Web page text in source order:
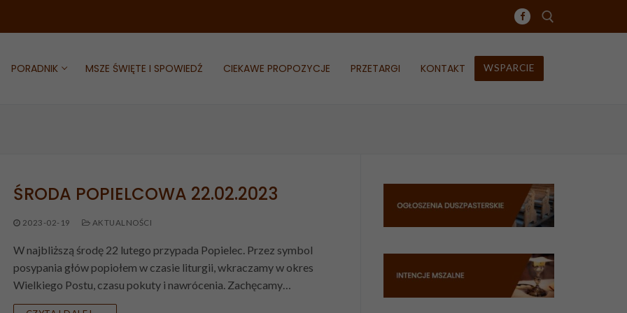
PORADNIK MSZE ŚWIĘTE I SPOWIEDŹ CIEKAWE PROPOZYCJE PRZETARGI KONTAKT WSPARCIE
kościoły
i herb
ŚRODA POPIELCOWA 22.02.2023
2023-02-19 AKTUALNOŚCI
W najbliższą środę 22 lutego przypada Popielec. Przez symbol
posypania głów popiołem w czasie liturgii, wkraczamy w okres
Wielkiego Postu, czasu pokuty i nawrócenia. Zachęcamy…